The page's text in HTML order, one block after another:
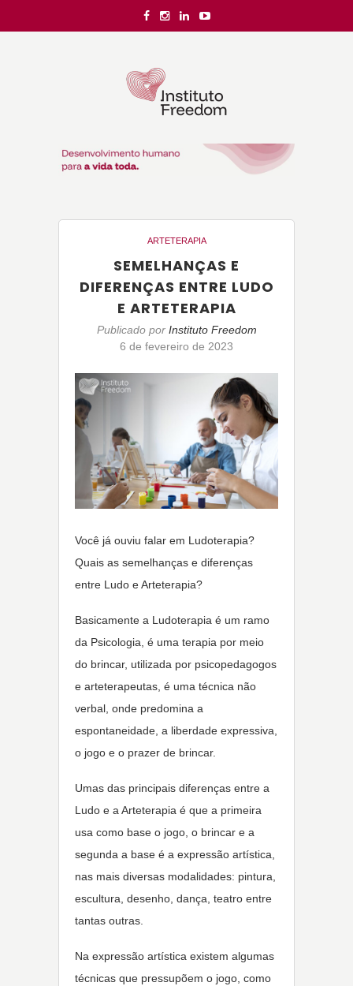
ARTETERAPIA
SEMELHANÇAS E
DIFERENÇAS ENTRE LUDO
E ARTETERAPIA
Publicado por Instituto Freedom
6 de fevereiro de 2023
Você já ouviu falar em Ludoterapia?
Quais as semelhanças e diferenças
entre Ludo e Arteterapia?
Basicamente a Ludoterapia é um ramo
da Psicologia, é uma terapia por meio
do brincar, utilizada por psicopedagogos
e arteterapeutas, é uma técnica não
verbal, onde predomina a
espontaneidade, a liberdade expressiva,
o jogo e o prazer de brincar.
Umas das principais diferenças entre a
Ludo e a Arteterapia é que a primeira
usa como base o jogo, o brincar e a
segunda a base é a expressão artística,
nas mais diversas modalidades: pintura,
escultura, desenho, dança, teatro entre
tantas outras.
Na expressão artística existem algumas
técnicas que pressupõem o jogo, como